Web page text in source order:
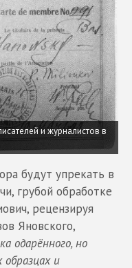
и журналистов в
будут упрекать в
грубой обработке
рецензируя
Яновского,
одарённого, но
и